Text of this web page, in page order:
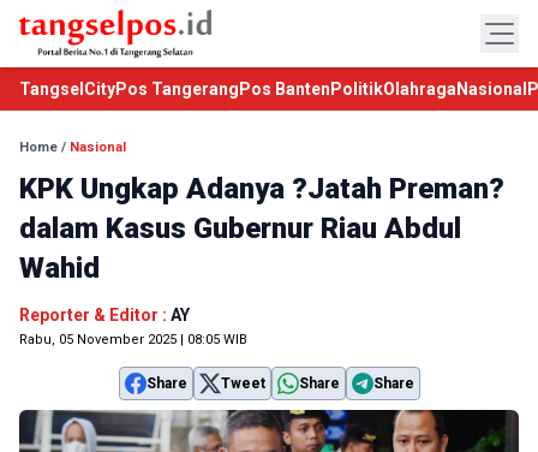
TangselCityPos Tangerang Pos Banten PolitikOlahraga Nasional
Home / Nasional
KPK Ungkap Adanya ?Jatah Preman?
dalam Kasus Gubernur Riau Abdul
Wahid
Reporter & Editor : AY
Rabu, 05 November 2025 | 08:05 WIB
Share Tweet Share Share